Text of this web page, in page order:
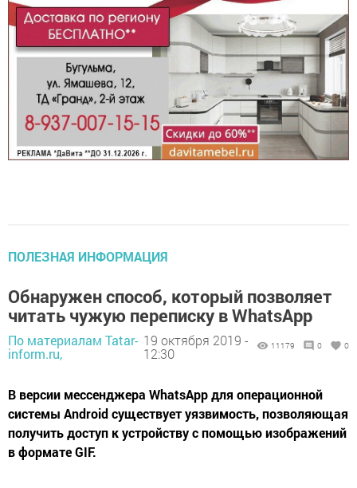
ПОЛЕЗНАЯ ИНФОРМАЦИЯ
Обнаружен способ, который позволяет
читать чужую переписку в WhatsApp
По материалам Tatar-
inform.ru,
19 октября 2019 -
12:30
11179 0 0
В версии мессенджера WhatsApp для операционной
системы Android существует уязвимость, позволяющая
получить доступ к устройству с помощью изображений
в формате GIF.